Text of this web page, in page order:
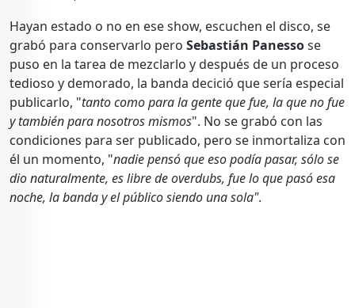
Hayan estado o no en ese show, escuchen el disco, se
grabó para conservarlo pero Sebastián Panessose
puso en la tarea de mezclarlo y después de un proceso
tedioso y demorado, la banda decició que sería especial
publicarlo, "tanto como para la gente que fue, la que no fue
y también para nosotros mismos". No se grabó con las
condiciones para ser publicado, pero se inmortaliza con
él un momento, "nadie pensó que eso podía pasar, sólo se
dio naturalmente, es libre de overdubs, fue lo que pasó esa
noche, la banda y el público siendo una sola".